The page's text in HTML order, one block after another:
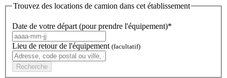
Trouvez des locations de camion dans cet établissement
Date de votre départ (pour prendre l'équipement)*
Lieu de retour de l'équipement (facultatif)
Recherche